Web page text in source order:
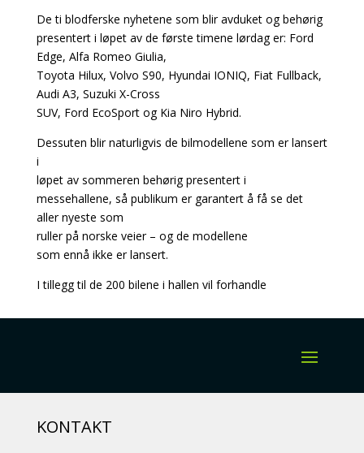
De ti blodferske nyhetene som blir avduket og behørig
presentert i løpet av de første timene lørdag er: Ford
Edge, Alfa Romeo Giulia,
Toyota Hilux, Volvo S90, Hyundai IONIQ, Fiat Fullback,
Audi A3, Suzuki X-Cross
SUV, Ford EcoSport og Kia Niro Hybrid.
Dessuten blir naturligvis de bilmodellene som er lansert
i
løpet av sommeren behørig presentert i
messehallene, så publikum er garantert å få se det
aller nyeste som
ruller på norske veier – og de modellene
som ennå ikke er lansert.
I tillegg til de 200 bilene i hallen vil forhandle
KONTAKT